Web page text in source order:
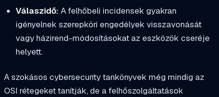
Válaszidő: A felhőbeli incidensek gyakran
igényelnek szerepköri engedélyek visszavonását
vagy házirend-módosításokat az eszközök cseréje
helyett.
A szokásos cybersecurity tankönyvek még mindig az
OSI rétegeket tanítják, de a felhőszolgáltatások